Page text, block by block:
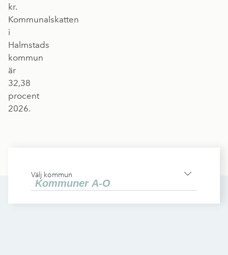
kr.
Kommunalskatten
i
Halmstads
kommun
är
32,38
procent
2026.
Välj kommun